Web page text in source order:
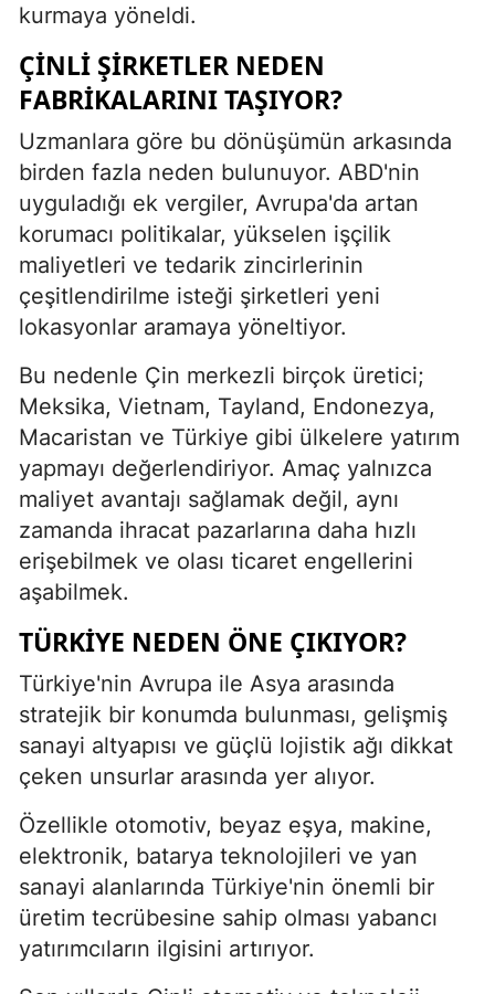
kurmaya yöneldi.
ÇINLI ŞIRKETLER NEDEN
FABRIKALARINI TAŞIYOR?
Uzmanlara göre bu dönüşümün arkasında
birden fazla neden bulunuyor. ABD'nin
uyguladığı ek vergiler, Avrupa'da artan
korumacı politikalar, yükselen işçilik
maliyetleri ve tedarik zincirlerinin
çeşitlendirilme isteği şirketleri yeni
lokasyonlar aramaya yöneltiyor.
Bu nedenle Çin merkezli birçok üretici;
Meksika, Vietnam, Tayland, Endonezya,
Macaristan ve Türkiye gibi ülkelere yatırım
yapmayı değerlendiriyor. Amaç yalnızca
maliyet avantajı sağlamak değil, aynı
zamanda ihracat pazarlarına daha hızlı
erişebilmek ve olası ticaret engellerini
aşabilmek.
TÜRKIYE NEDEN ÖNE ÇIKIYOR?
Türkiye'nin Avrupa ile Asya arasında
stratejik bir konumda bulunması, gelişmiş
sanayi altyapısı ve güçlü lojistik ağı dikkat
çeken unsurlar arasında yer alıyor.
Özellikle otomotiv, beyaz eşya, makine,
elektronik, batarya teknolojileri ve yan
sanayi alanlarında Türkiye'nin önemli bir
üretim tecrübesine sahip olması yabancı
yatırımcıların ilgisini artırıyor.